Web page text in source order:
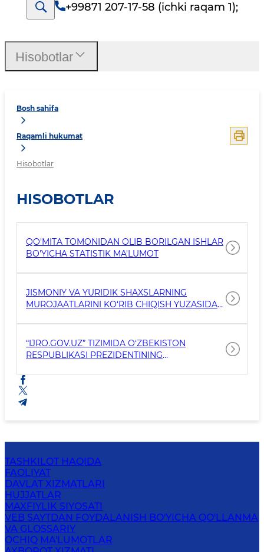
+99871 207-17-58 (ichki raqam 1);
Bosh sahifa
Raqamli hukumat
Hisobotlar
HISOBOTLAR
QO'MITA TOMONIDAN OLIB BORILGAN ISHLAR
BO'YICHA STATISTIK MA'LUMOT
JISMONIY VA YURIDIK SHAXSLARNING
MUROJAATLARINI KO‘RIB CHIQISH YUZASIDAN
TO‘G‘RISIDA TAHLILIY MA'LUMOT
“IJRO.GOV.UZ” TIZIMIDA O‘ZBEKISTON
RESPUBLIKASI PREZIDENTINING
Hisobotlar
TASHKILOT HAQIDA
FAOLIYAT
DAVLAT XIZMATLARI
HUJJATLAR
MAXFIYLIK SIYOSATI
VEB SAYTDAN FOYDALANISH BO'YICHA QO'LLANMA
VA GLOSSARIY
OCHIQ MA'LUMOTLAR